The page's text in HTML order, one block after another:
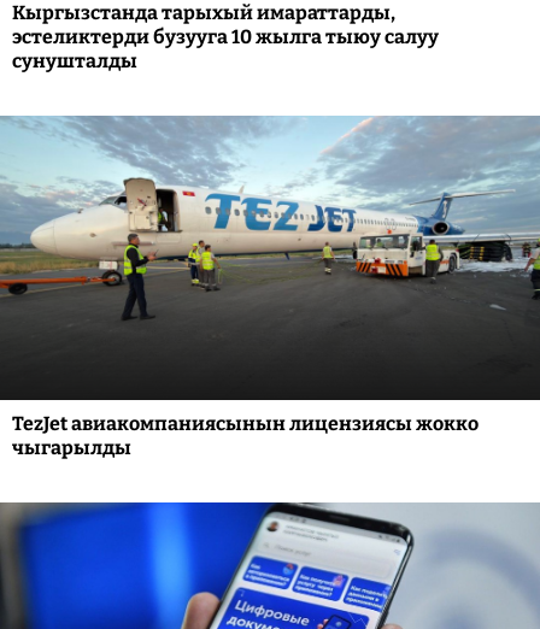
Кыргызстанда тарыхый имараттарды,
эстеликтерди бузууга 10 жылга тыюу салуу
сунушталды
TezJet авиакомпаниясынын лицензиясы жокко
чыгарылды